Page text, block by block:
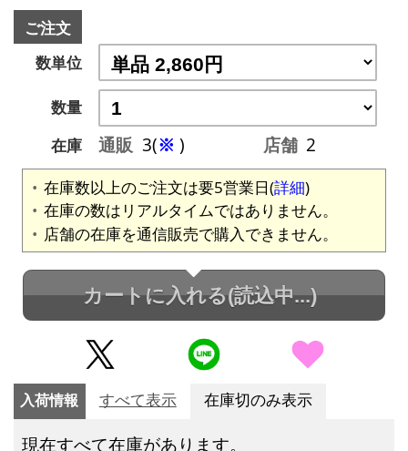
ご注文
数単位
数量
在庫
通販 3(※ ) 店舗 2
在庫数以上のご注文は要5営業日(詳細)
在庫の数はリアルタイムではありません。
店舗の在庫を通信販売で購入できません。
カートに入れる(読込中...)
入荷情報 すべて表示 在庫切のみ表示
現在すべて在庫があります。